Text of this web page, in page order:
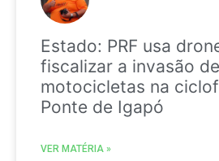
Estado: PRF usa
fiscalizar a invasão de
motocicletas na
Ponte de Igapó
VER MATÉRIA »